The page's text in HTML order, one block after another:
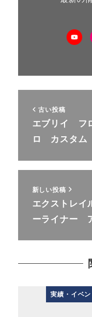
メ
古い投稿
エブリイ フ
ロ カスタ
新しい投稿
エクストレ
ーライナー
実績・イベン